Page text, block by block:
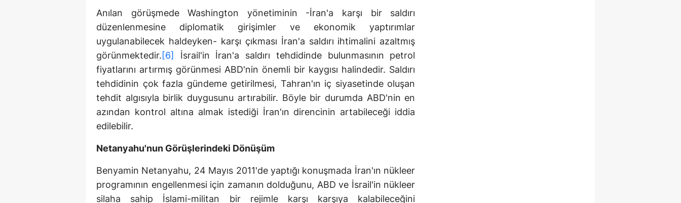
Anılan görüşmede Washington yönetiminin -İran'a karşı bir saldırı
düzenlenmesine diplomatik girişimler ve ekonomik yaptırımlar
uygulanabilecek haldeyken- karşı çıkması İran'a saldırı ihtimalini azaltmış
görünmektedir.[6]
İsrail'in İran'a saldırı tehdidinde bulunmasının petrol
fiyatlarını artırmış görünmesi ABD'nin önemli bir kaygısı halindedir. Saldırı
tehdidinin çok fazla gündeme getirilmesi, Tahran'ın iç siyasetinde oluşan
tehdit algısıyla birlik duygusunu artırabilir. Böyle bir durumda ABD'nin en
azından kontrol altına almak istediği İran'ın direncinin artabileceği iddia
edilebilir.
Netanyahu'nun Görüşlerindeki Dönüşüm
Benyamin Netanyahu, 24 Mayıs 2011'de yaptığı konuşmada İran'ın nükleer
programının engellenmesi için zamanın dolduğunu, ABD ve İsrail'in nükleer
silaha sahip İslami-militan bir rejimle karşı karşıya kalabileceğini